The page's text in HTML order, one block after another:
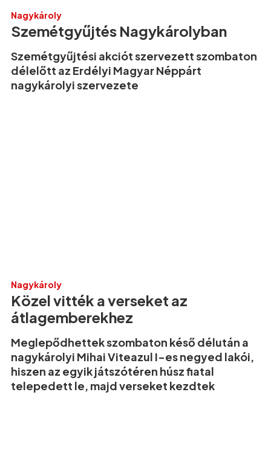
Nagykároly
Szemétgyűjtés Nagykárolyban
Szemétgyűjtési akciót szervezett szombaton
délelőtt az Erdélyi Magyar Néppárt
nagykárolyi szervezete
Nagykároly
Közel vitték a verseket az
átlagemberekhez
Meglepődhettek szombaton késő délután a
nagykárolyi Mihai Viteazul I-es negyed lakói,
hiszen az egyik játszótéren húsz fiatal
telepedett le, majd verseket kezdtek